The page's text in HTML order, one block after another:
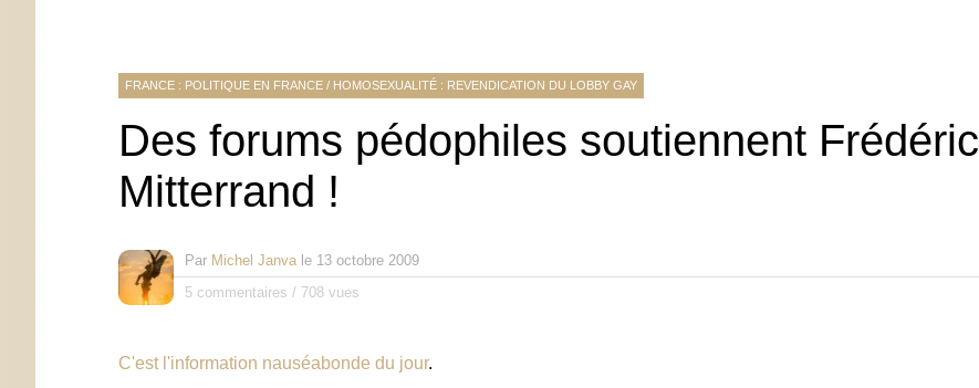
FRANCE : POLITIQUE EN FRANCE / HOMOSEXUALITÉ : REVENDICATION DU LOBBY GAY
Des forums pédophiles soutiennent Frédéric
Mitterrand !
Par Michel Janva le 13 octobre 2009
5 commentaires / 708 vues
C'est l'information nauséabonde du jour.